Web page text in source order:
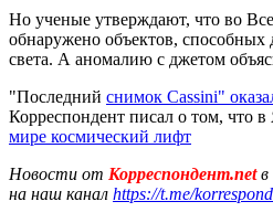
Но ученые утверждают, что во
обнаружено объектов, способных
света. А аномалию с джетом
"Последний снимок Cassini"
Корреспондент писал о том, что
мире космический лифт
Новости от Корреспондент.netв
на наш канал https://t.me/